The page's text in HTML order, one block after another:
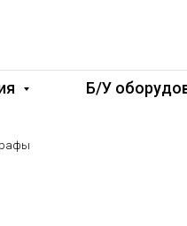
Б/У